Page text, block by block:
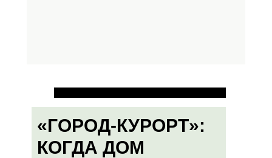
«ГОРОД-КУРОРТ»:
КОГДА ДОМ